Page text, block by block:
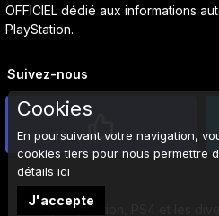
OFFICIEL dédié aux informations
PlayStation.
Suivez-nous
Sony, PlayStation, PS4 et les
Cookies
En poursuivant votre navigation,
cookies tiers pour nous permettre
détails ici
J'accepte